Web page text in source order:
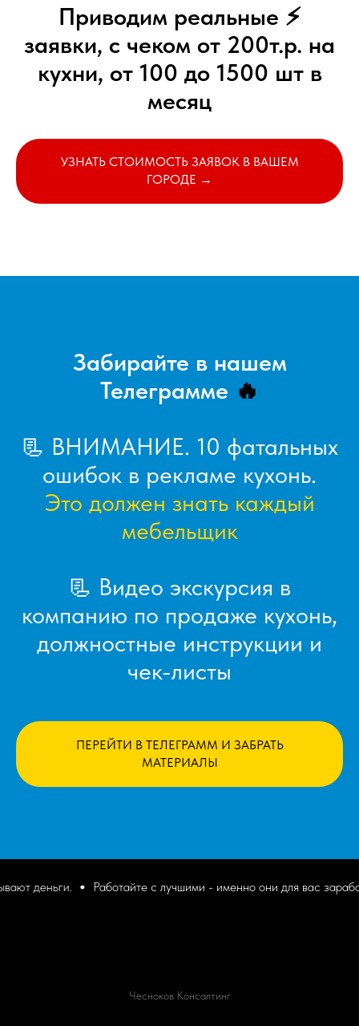
Приводим реальные ⚡
заявки, с чеком от 200т.р. на
кухни, от 100 до 1500 шт в
месяц
УЗНАТЬ СТОИМОСТЬ ЗАЯВОК В ВАШЕМ
ГОРОДЕ →
Забирайте в нашем
Телеграмме 🔥
📃 ВНИМАНИЕ. 10 фатальных
ошибок в рекламе кухонь.
Это должен знать каждый
мебельщик
📃 Видео экскурсия в
компанию по продаже кухонь,
должностные инструкции и
чек-листы
ПЕРЕЙТИ В ТЕЛЕГРАММ И ЗАБРАТЬ
МАТЕРИАЛЫ
деньги. Работайте с лучшими - именно они для вас
Чесноков Консалтинг